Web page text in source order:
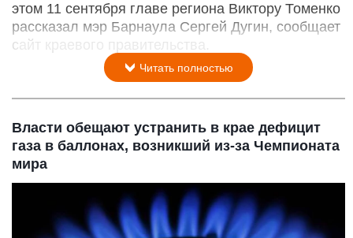
этом 11 сентября главе региона Виктору Томенко
рассказал мэр Барнаула Сергей Дугин, сообщает
сайт краевого правительства.
Читать полностью
Власти обещают устранить в крае дефицит
газа в баллонах, возникший из-за Чемпионата
мира